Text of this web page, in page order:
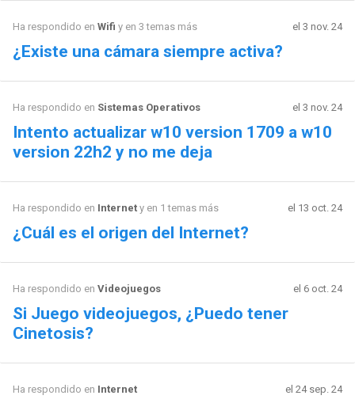
Ha respondido en Wifi y en 3 temas más el 3 nov. 24
¿Existe una cámara siempre activa?
Ha respondido en Sistemas Operativos el 3 nov. 24
Intento actualizar w10 version 1709 a w10
version 22h2 y no me deja
Ha respondido en Internety en 1 temas más el 13 oct. 24
¿Cuál es el origen del Internet?
Ha respondido en Videojuegos el 6 oct. 24
Si Juego videojuegos, ¿Puedo tener
Cinetosis?
Ha respondido en Internet el 24 sep. 24